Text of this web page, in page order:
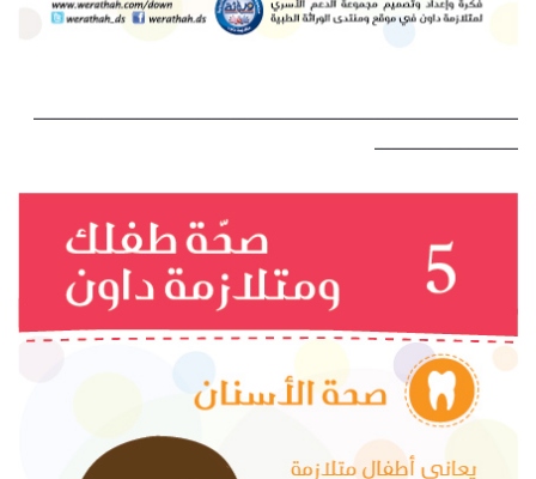
———————————————————————————
————————